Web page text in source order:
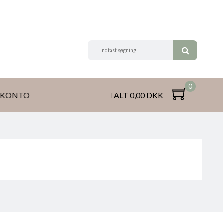
I ALT 0,00 DKK
0